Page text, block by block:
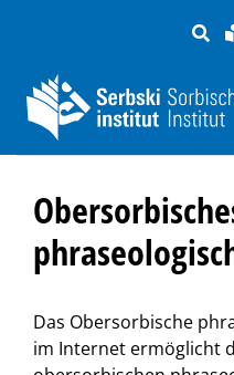
Das Obersorbische
im Internet ermöglicht